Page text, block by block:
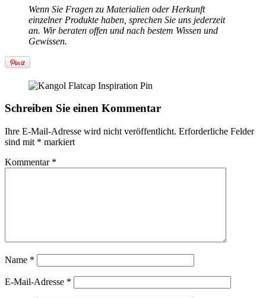
Wenn Sie Fragen zu Materialien oder Herkunft
einzelner Produkte haben, sprechen Sie uns jederzeit
an. Wir beraten offen und nach bestem Wissen und
Gewissen.
Schreiben Sie einen Kommentar
Ihre E-Mail-Adresse wird nicht veröffentlicht. Erforderliche Felder
sind mit * markiert
Kommentar *
Name *
E-Mail-Adresse *